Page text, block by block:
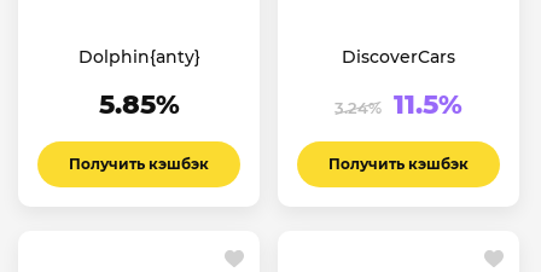
Dolphin{anty}
5.85%
Получить кэшбэк
DiscoverCars
3.24% 11.5%
Получить кэшбэк